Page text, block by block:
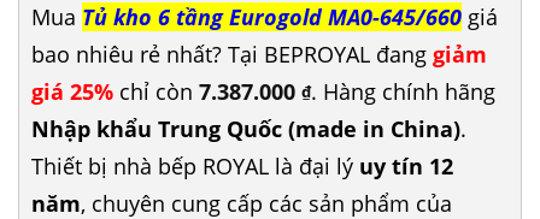
Mua Tủ kho 6 tầng Eurogold MA0-645/660 giá
bao nhiêu rẻ nhất? Tại BEPROYAL đang giảm
giá 25% chỉ còn 7.387.000 ₫. Hàng chính hãng
Nhập khẩu Trung Quốc (made in China).
Thiết bị nhà bếp ROYAL là đại lý uy tín 12
năm, chuyên cung cấp các sản phẩm của